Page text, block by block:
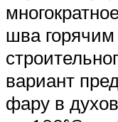
шва
вариант
фару в